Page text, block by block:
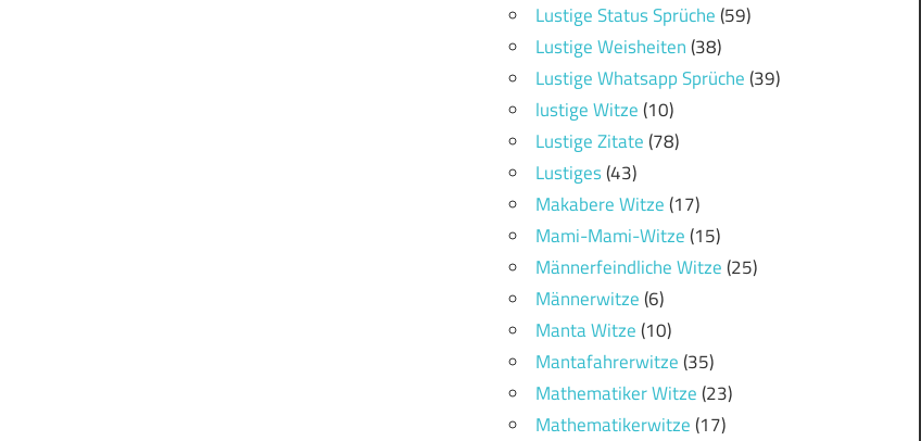
Lustige Status Sprüche(59)
Lustige Weisheiten(38)
Lustige Whatsapp Sprüche(39)
lustige Witze(10)
Lustige Zitate(78)
Lustiges(43)
Makabere Witze(17)
Mami-Mami-Witze(15)
Männerfeindliche Witze(25)
Männerwitze(6)
Manta Witze(10)
Mantafahrerwitze(35)
Mathematiker Witze(23)
Mathematikerwitze(17)